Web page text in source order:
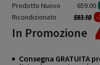
Prodotto Nuovo 659.00
Ricondizionato
Prezzo
593.10a -
In Promozione
Consegna GRATUITA